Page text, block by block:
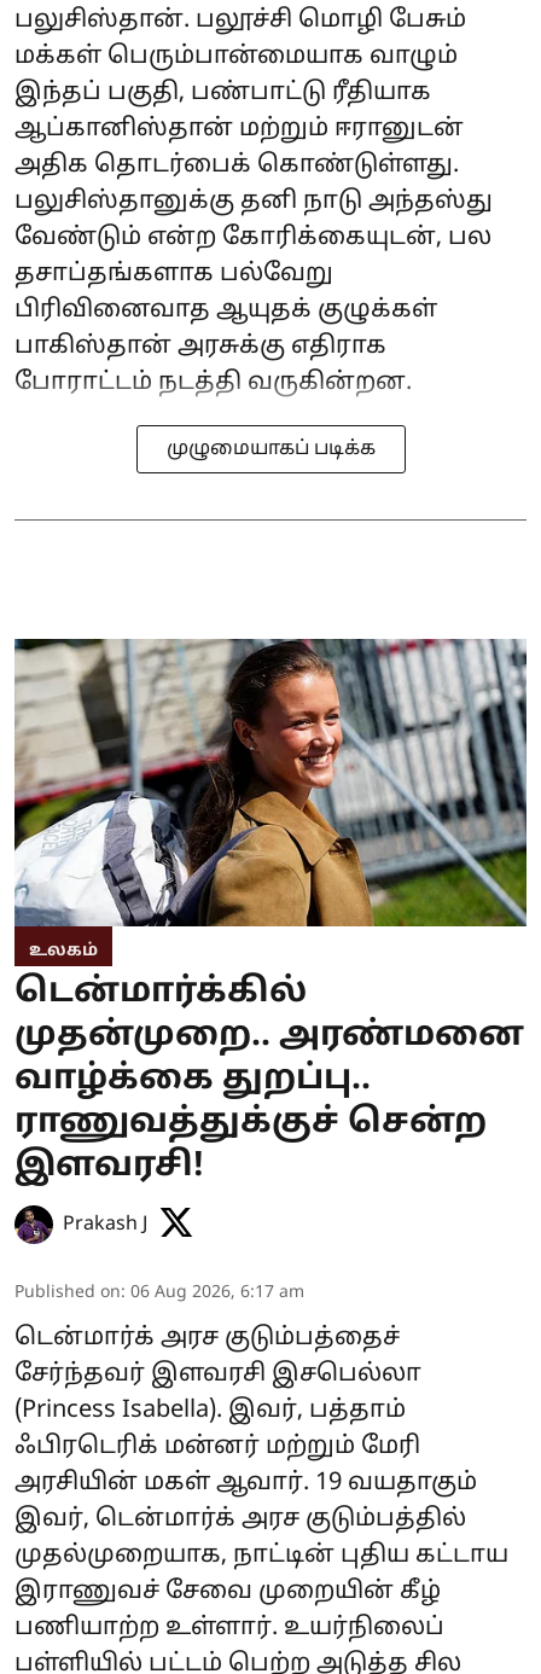
பலுசிஸ்தான். பலூச்சி மொழி பேசும்
மக்கள் பெரும்பான்மையாக வாழும்
இந்தப் பகுதி, பண்பாட்டு ரீதியாக
ஆப்கானிஸ்தான் மற்றும் ஈரானுடன்
அதிக தொடர்பைக் கொண்டுள்ளது.
பலுசிஸ்தானுக்கு தனி நாடு அந்தஸ்து
வேண்டும் என்ற கோரிக்கையுடன், பல
தசாப்தங்களாக பல்வேறு
பிரிவினைவாத ஆயுதக் குழுக்கள்
பாகிஸ்தான் அரசுக்கு எதிராக
போராட்டம் நடத்தி வருகின்றன.
முழுமையாகப் படிக்க
உலகம்
டென்மார்க்கில்
முதன்முறை.. அரண்மனை
வாழ்க்கை துறப்பு..
ராணுவத்துக்குச் சென்ற
இளவரசி!
Prakash J
Published on: 06 Aug 2026, 6:17 am
டென்மார்க் அரச குடும்பத்தைச்
சேர்ந்தவர் இளவரசி இசபெல்லா
(Princess Isabella). இவர், பத்தாம்
ஃபிரடெரிக் மன்னர் மற்றும் மேரி
அரசியின் மகள் ஆவார். 19 வயதாகும்
இவர், டென்மார்க் அரச குடும்பத்தில்
முதல்முறையாக, நாட்டின் புதிய கட்டாய
இராணுவச் சேவை முறையின் கீழ்
பணியாற்ற உள்ளார். உயர்நிலைப்
பள்ளியில் பட்டம் பெற்ற அடுத்த சில